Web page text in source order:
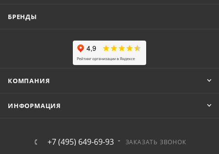
БРЕНДЫ
КОМПАНИЯ
ИНФОРМАЦИЯ
+7 (495) 649-69-93 ЗАКАЗАТЬ ЗВОНОК